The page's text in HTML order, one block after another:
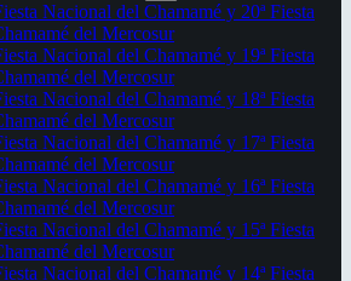
Nacional del Chamamé y 20ª Fiesta
del Mercosur
Nacional del Chamamé y 19ª Fiesta
del Mercosur
Nacional del Chamamé y 18ª Fiesta
del Mercosur
Nacional del Chamamé y 17ª Fiesta
del Mercosur
Nacional del Chamamé y 16ª Fiesta
del Mercosur
Nacional del Chamamé y 15ª Fiesta
del Mercosur
Nacional del Chamamé y 14ª Fiesta